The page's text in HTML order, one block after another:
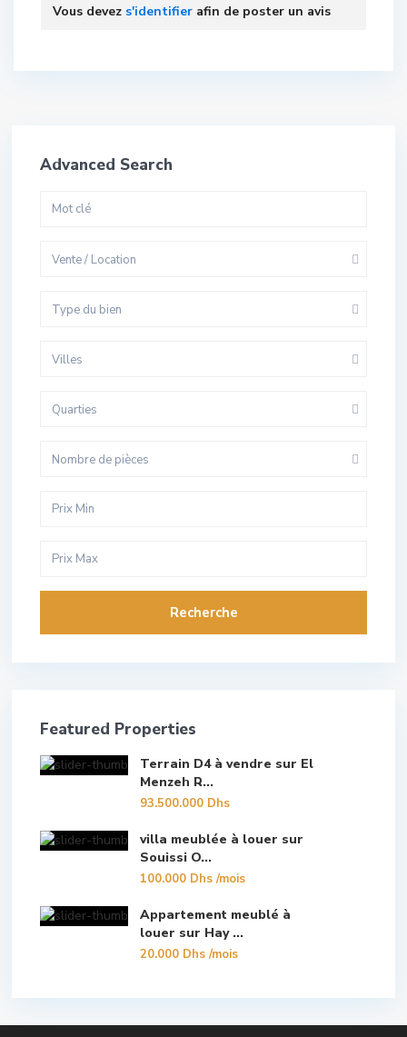
Vous devez s'identifier afin de poster un avis
Advanced Search
Vente / Location
Type du bien
Villes
Quarties
Nombre de pièces
Recherche
Featured Properties
Terrain D4 à vendre sur El
Menzeh R...
93.500.000 Dhs
villa meublée à louer sur
Souissi O...
100.000 Dhs/mois
Appartement meublé à
louer sur Hay ...
20.000 Dhs/mois